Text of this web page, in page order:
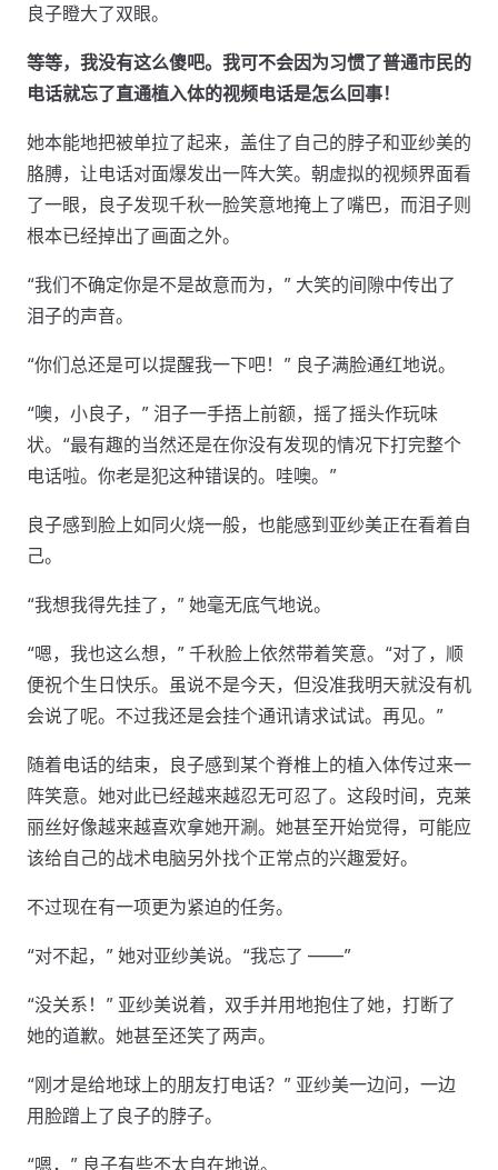
良子瞪大了双眼。
等等，我没有这么傻吧。我可不会因为习惯了普通市民的
电话就忘了直通植入体的视频电话是怎么回事！
她本能地把被单拉了起来，盖住了自己的脖子和亚纱美的
胳膊，让电话对面爆发出一阵大笑。朝虚拟的视频界面看
了一眼，良子发现千秋一脸笑意地掩上了嘴巴，而泪子则
根本已经掉出了画面之外。
“我们不确定你是不是故意而为，” 大笑的间隙中传出了
泪子的声音。
“你们总还是可以提醒我一下吧！” 良子满脸通红地说。
“噢，小良子，” 泪子一手捂上前额，摇了摇头作玩味
状。“最有趣的当然还是在你没有发现的情况下打完整个
电话啦。你老是犯这种错误的。哇噢。”
良子感到脸上如同火烧一般，也能感到亚纱美正在看着自
己。
“我想我得先挂了，” 她毫无底气地说。
“嗯，我也这么想，” 千秋脸上依然带着笑意。“对了，顺
便祝个生日快乐。虽说不是今天，但没准我明天就没有机
会说了呢。不过我还是会挂个通讯请求试试。再见。”
随着电话的结束，良子感到某个脊椎上的植入体传过来一
阵笑意。她对此已经越来越忍无可忍了。这段时间，克莱
丽丝好像越来越喜欢拿她开涮。她甚至开始觉得，可能应
该给自己的战术电脑另外找个正常点的兴趣爱好。
不过现在有一项更为紧迫的任务。
“对不起，” 她对亚纱美说。“我忘了 ——”
“没关系！” 亚纱美说着，双手并用地抱住了她，打断了
她的道歉。她甚至还笑了两声。
“刚才是给地球上的朋友打电话？” 亚纱美一边问，一边
用脸蹭上了良子的脖子。
“嗯，” 良子有些不太自在地说。